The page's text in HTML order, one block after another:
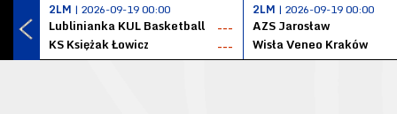
2LM | 2026-09-19 00:00
Lublinianka KUL Basketball
---
KS Księżak Łowicz
---
2LM | 2026-09-19 00:00
AZS Jarosław
Wisła Veneo Kraków